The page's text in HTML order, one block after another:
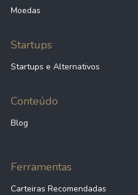
Moedas
Startups
Startups e Alternativos
Conteúdo
Blog
Ferramentas
Carteiras Recomendadas